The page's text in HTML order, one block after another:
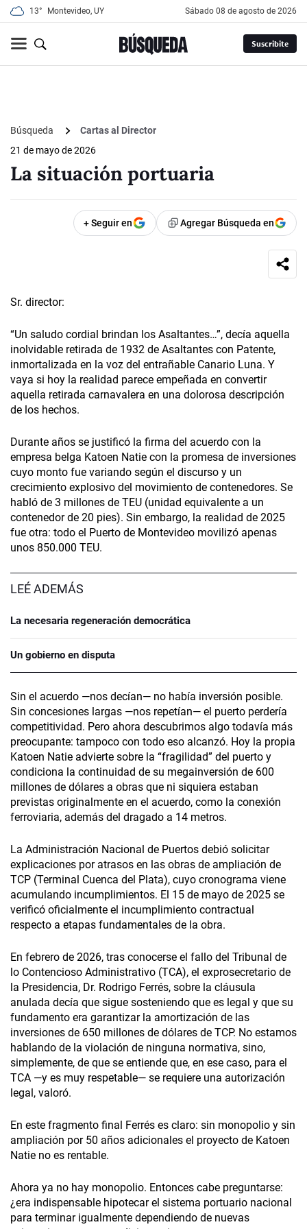
13° Montevideo, UY sábado 08 de agosto de 2026
Suscribite
Búsqueda
Cartas al Director
21 de mayo de 2026
La situación portuaria
+ Seguir en Agregar Búsqueda en
Sr. director:
“Un saludo cordial brindan los Asaltantes…”, decía aquella
inolvidable retirada de 1932 de Asaltantes con Patente,
inmortalizada en la voz del entrañable Canario Luna. Y
vaya si hoy la realidad parece empeñada en convertir
aquella retirada carnavalera en una dolorosa descripción
de los hechos.
Durante años se justificó la firma del acuerdo con la
empresa belga Katoen Natie con la promesa de inversiones
cuyo monto fue variando según el discurso y un
crecimiento explosivo del movimiento de contenedores. Se
habló de 3 millones de TEU (unidad equivalente a un
contenedor de 20 pies). Sin embargo, la realidad de 2025
fue otra: todo el Puerto de Montevideo movilizó apenas
unos 850.000 TEU.
LEÉ ADEMÁS
La necesaria regeneración democrática
Un gobierno en disputa
Sin el acuerdo —nos decían— no había inversión posible.
Sin concesiones largas —nos repetían— el puerto perdería
competitividad. Pero ahora descubrimos algo todavía más
preocupante: tampoco con todo eso alcanzó. Hoy la propia
Katoen Natie advierte sobre la “fragilidad” del puerto y
condiciona la continuidad de su megainversión de 600
millones de dólares a obras que ni siquiera estaban
previstas originalmente en el acuerdo, como la conexión
ferroviaria, además del dragado a 14 metros.
La Administración Nacional de Puertos debió solicitar
explicaciones por atrasos en las obras de ampliación de
TCP (Terminal Cuenca del Plata), cuyo cronograma viene
acumulando incumplimientos. El 15 de mayo de 2025 se
verificó oficialmente el incumplimiento contractual
respecto a etapas fundamentales de la obra.
En febrero de 2026, tras conocerse el fallo del Tribunal de
lo Contencioso Administrativo (TCA), el exprosecretario de
la Presidencia, Dr. Rodrigo Ferrés, sobre la cláusula
anulada decía que sigue sosteniendo que es legal y que su
fundamento era garantizar la amortización de las
inversiones de 650 millones de dólares de TCP. No estamos
hablando de la violación de ninguna normativa, sino,
simplemente, de que se entiende que, en ese caso, para el
TCA —y es muy respetable— se requiere una autorización
legal, valoró.
En este fragmento final Ferrés es claro: sin monopolio y sin
ampliación por 50 años adicionales el proyecto de Katoen
Natie no es rentable.
Ahora ya no hay monopolio. Entonces cabe preguntarse:
¿era indispensable hipotecar el sistema portuario nacional
para terminar igualmente dependiendo de nuevas